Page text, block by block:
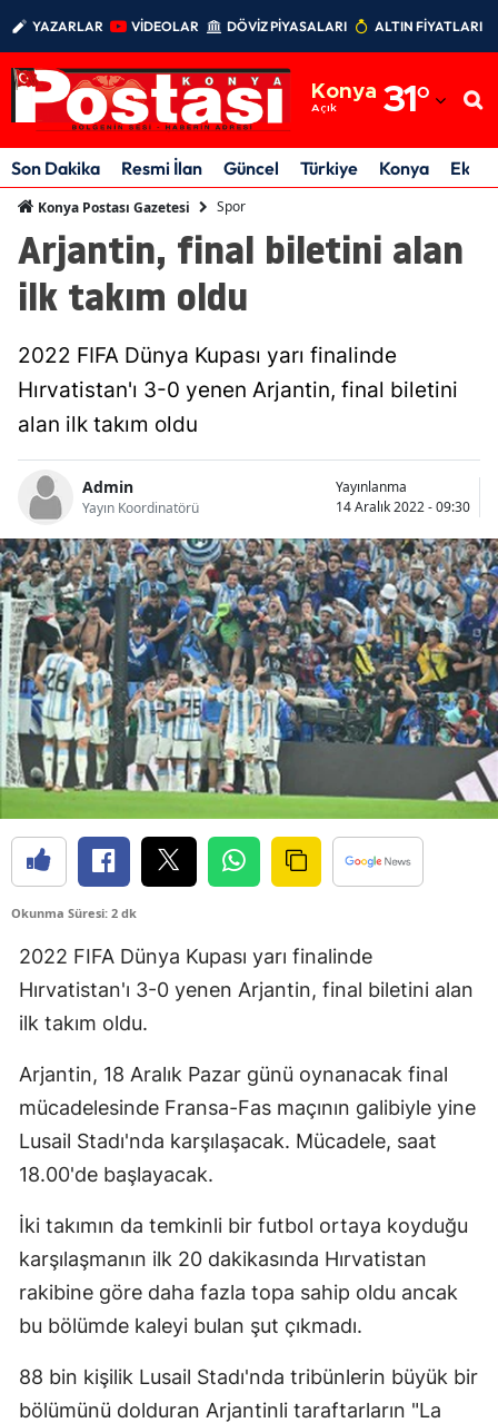
YAZARLAR VİDEOLAR DÖVİZ PİYASALARI ALTIN FİYATLARI
Konya
Açık 31°
Adıyaman
Afyonkarahisar
Amasya
Artvin
Balıkesir
Bingöl
Bitlis
Bolu
Burdur
Bursa
Çanakkale
Çankırı
Çorum
Diyarbakır
Elazığ
Erzincan
Gaziantep
Giresun
Hakkari
Son Dakika Resmi İlan Güncel Türkiye Konya
Konya Postası Gazetesi Spor
Arjantin, final biletini alan
ilk takım oldu
2022 FIFA Dünya Kupası yarı finalinde
Hırvatistan'ı 3-0 yenen Arjantin, final biletini
alan ilk takım oldu
Admin
Yayın Koordinatörü
Yayınlanma
14 Aralık 2022 - 09:30
Okunma Süresi: 2 dk
2022 FIFA Dünya Kupası yarı finalinde
Hırvatistan'ı 3-0 yenen Arjantin, final biletini alan
ilk takım oldu.
Arjantin, 18 Aralık Pazar günü oynanacak final
mücadelesinde Fransa-Fas maçının galibiyle yine
Lusail Stadı'nda karşılaşacak. Mücadele, saat
18.00'de başlayacak.
İki takımın da temkinli bir futbol ortaya koyduğu
karşılaşmanın ilk 20 dakikasında Hırvatistan
rakibine göre daha fazla topa sahip oldu ancak
bu bölümde kaleyi bulan şut çıkmadı.
88 bin kişilik Lusail Stadı'nda tribünlerin büyük bir
bölümünü dolduran Arjantinli taraftarların "La